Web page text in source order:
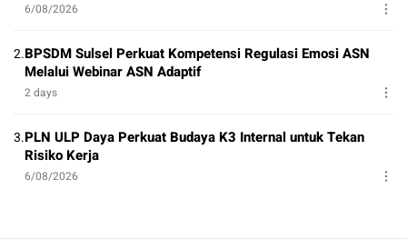
6/08/2026
2.BPSDM Sulsel Perkuat Kompetensi Regulasi Emosi ASN
Melalui Webinar ASN Adaptif
2 days
3.PLN ULP Daya Perkuat Budaya K3 Internal untuk Tekan
Risiko Kerja
6/08/2026